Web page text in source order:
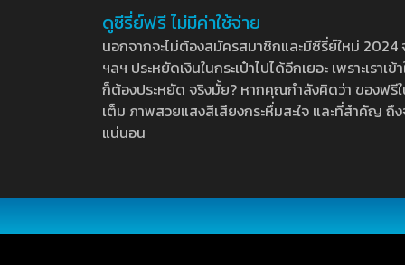
ดูซีรี่ย์ฟรี ไม่มีค่าใช้จ่าย
นอกจากจะไม่ต้องสมัครสมาชิกและมีซีรี่ย์ใหม่
ฯลฯ ประหยัดเงินในกระเป๋าไปได้อีกเยอะ เพราะเร
ก็ต้องประหยัด จริงมั้ย? หากคุณกำลังคิดว่า ของฟ
เต็ม ภาพสวยแสงสีเสียงกระหึ่มสะใจ และที่สำคัญ
แน่นอน